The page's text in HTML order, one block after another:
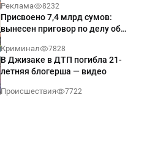
годовых
Реклама 8232
Присвоено 7,4 млрд сумов:
вынесен приговор по делу об
Ташкенте
Криминал 7828
В Джизаке в ДТП погибла 21-
летняя блогерша — видео
Происшествия 7722